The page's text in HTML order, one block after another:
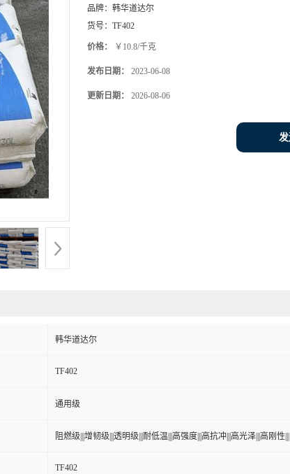
品牌： 韩华道达尔
货号： TF402
价格： ￥10.8/千克
发布日期： 2023-06-08
更新日期： 2026-08-06
韩华道达尔
TF402
通用级
阻燃级|||增韧级|||透明级|||耐低温|||高强度|||高抗冲|||高光泽|||高刚性|||
TF402